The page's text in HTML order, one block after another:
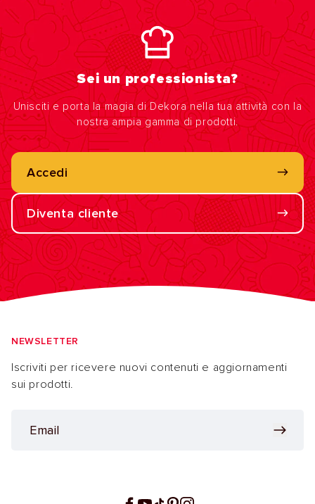
Sei un professionista?
Unisciti e porta la magia di Dekora nella tua attività con la
nostra ampia gamma di prodotti.
Accedi
Diventa cliente
NEWSLETTER
Iscriviti per ricevere nuovi contenuti e aggiornamenti
sui prodotti.